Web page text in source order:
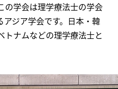
の学会は理学療法士の学会
ジア学会です。日本・韓
トナムなどの理学療法士と